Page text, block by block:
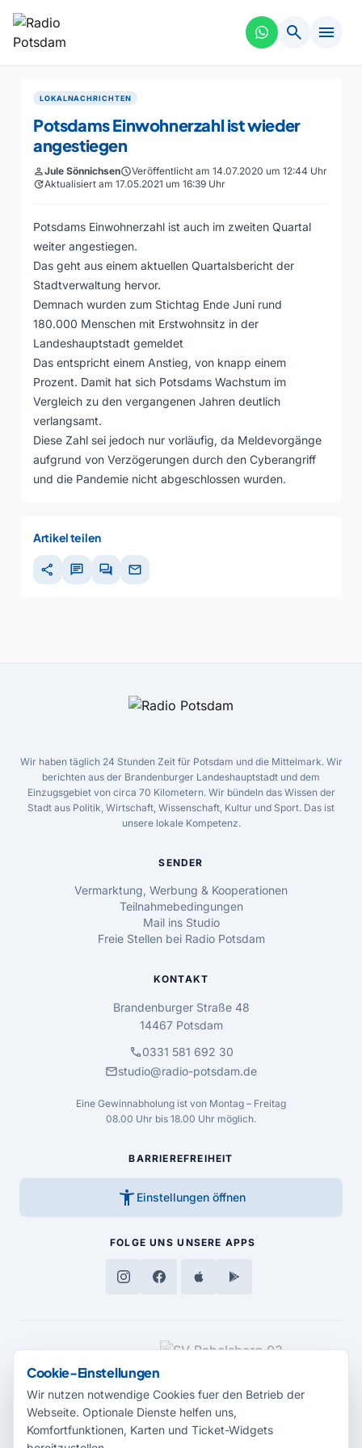
search menu
LOKALNACHRICHTEN
Potsdams Einwohnerzahl ist wieder
angestiegen
personJule SönnichsenscheduleVeröffentlicht am 14.07.2020 um 12:44 Uhr
updateAktualisiert am 17.05.2021 um 16:39 Uhr
Potsdams Einwohnerzahl ist auch im zweiten Quartal
weiter angestiegen.
Das geht aus einem aktuellen Quartalsbericht der
Stadtverwaltung hervor.
Demnach wurden zum Stichtag Ende Juni rund
180.000 Menschen mit Erstwohnsitz in der
Landeshauptstadt gemeldet
Das entspricht einem Anstieg, von knapp einem
Prozent. Damit hat sich Potsdams Wachstum im
Vergleich zu den vergangenen Jahren deutlich
verlangsamt.
Diese Zahl sei jedoch nur vorläufig, da Meldevorgänge
aufgrund von Verzögerungen durch den Cyberangriff
und die Pandemie nicht abgeschlossen wurden.
Artikel teilen
share chat forum mail
Wir haben täglich 24 Stunden Zeit für Potsdam und die Mittelmark. Wir
berichten aus der Brandenburger Landeshauptstadt und dem
Einzugsgebiet von circa 70 Kilometern. Wir bündeln das Wissen der
Stadt aus Politik, Wirtschaft, Wissenschaft, Kultur und Sport. Das ist
unsere lokale Kompetenz.
SENDER
Vermarktung, Werbung & Kooperationen
Teilnahmebedingungen
Mail ins Studio
Freie Stellen bei Radio Potsdam
KONTAKT
Brandenburger Straße 48
14467 Potsdam
call0331 581 692 30
mailstudio@radio-potsdam.de
Eine Gewinnabholung ist von Montag – Freitag
08.00 Uhr bis 18.00 Uhr möglich.
BARRIEREFREIHEIT
accessibility_new Einstellungen öffnen
FOLGE UNS UNSERE APPS
MEDIENPARTNER
Cookie-Einstellungen
Wir nutzen notwendige Cookies fuer den Betrieb der
Webseite. Optionale Dienste helfen uns,
Komfortfunktionen, Karten und Ticket-Widgets